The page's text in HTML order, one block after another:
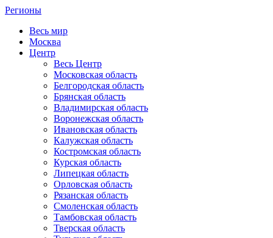
Регионы
Весь мир
Москва
Центр
Весь Центр
Московская область
Белгородская область
Брянская область
Владимирская область
Воронежская область
Ивановская область
Калужская область
Костромская область
Курская область
Липецкая область
Орловская область
Рязанская область
Смоленская область
Тамбовская область
Тверская область